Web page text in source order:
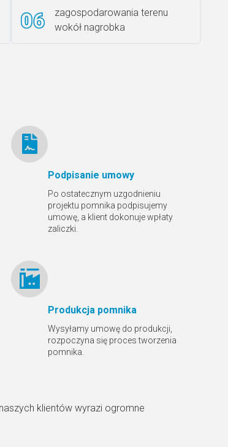
zagospodarowania terenu
wokół nagrobka
Podpisanie umowy
Po ostatecznym uzgodnieniu
projektu pomnika podpisujemy
umowę, a klient dokonuje wpłaty
zaliczki.
Produkcja pomnika
Wysyłamy umowę do produkcji,
rozpoczyna się proces tworzenia
pomnika.
klientów wyrazi ogromne